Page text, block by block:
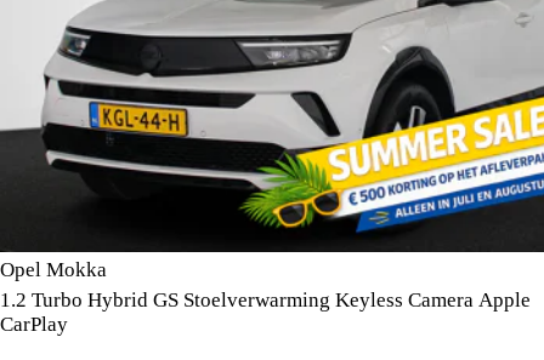
Opel Mokka
1.2 Turbo Hybrid GS Stoelverwarming Keyless Camera Apple
CarPlay